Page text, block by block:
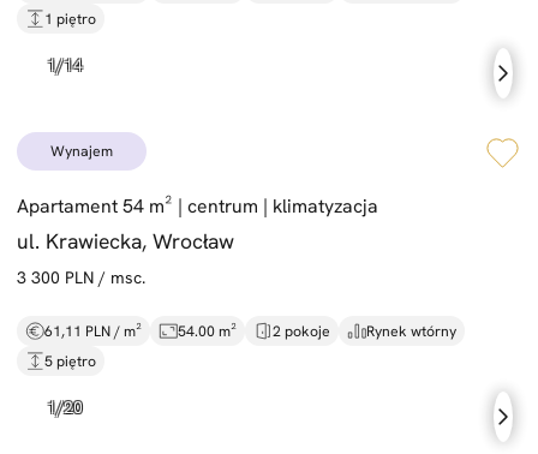
1 piętro
wynajem
Apartament 54 m² | centrum | klimatyzacja
ul. Krawiecka, Wrocław
3 300 PLN / msc.
61,11 PLN / m² 54.00 m² 2 pokoje
Rynek wtórny
5 piętro